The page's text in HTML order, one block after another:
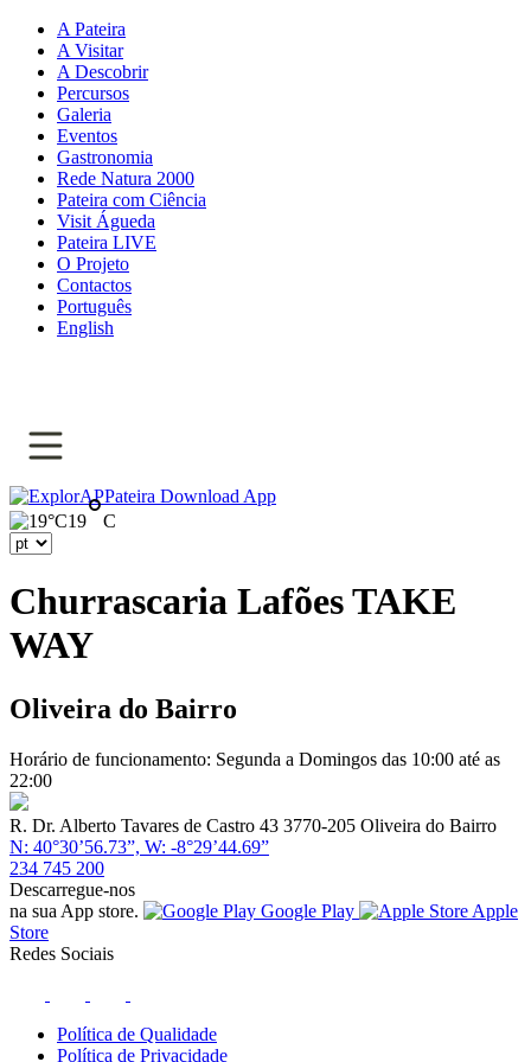
A Pateira
A Visitar
A Descobrir
Percursos
Galeria
Eventos
Gastronomia
Rede Natura 2000
Pateira com Ciência
Visit Águeda
Pateira LIVE
O Projeto
Contactos
Português
English
Download App
19°C
Churrascaria Lafões TAKE
WAY
Oliveira do Bairro
Horário de funcionamento: Segunda a Domingos das 10:00 até as
22:00
R. Dr. Alberto Tavares de Castro 43 3770-205 Oliveira do Bairro
N: 40°30’56.73”, W: -8°29’44.69”
234 745 200
Descarregue-nos
na sua App store.
Google Play
Apple
Store
Redes Sociais
Política de Qualidade
Política de Privacidade